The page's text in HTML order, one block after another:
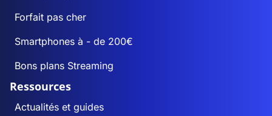
Forfait pas cher
Smartphones à - de 200€
Bons plans Streaming
Ressources
Actualités et guides